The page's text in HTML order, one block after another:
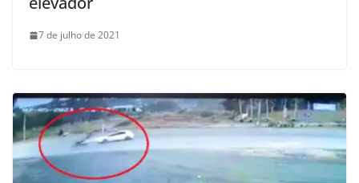
7 de julho de 2021